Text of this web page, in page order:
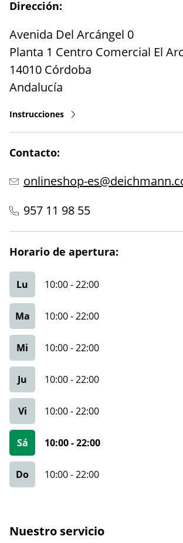
Dirección:
Avenida Del Arcángel 0
Planta 1 Centro Comercial El
14010 Córdoba
Andalucía
Instrucciones
Contacto:
onlineshop-
957 11 98 55
Horario de apertura:
Lu 10:00-22:00
Ma 10:00-22:00
Mi 10:00-22:00
Ju 10:00-22:00
Vi 10:00-22:00
Sá 10:00-22:00
Do 10:00-22:00
Nuestro servicio